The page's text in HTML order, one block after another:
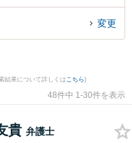
決の実績豊富な近くの弁護士を
・新規事業を法律相談できる渋
変更
結果について詳しくはこちら)
48件中 1-30件を表示
貴 弁護士